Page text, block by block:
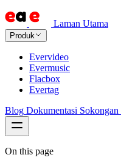
Laman Utama
Produk
Evervideo
Evermusic
Flacbox
Evertag
Blog Dokumentasi Sokongan
On this page